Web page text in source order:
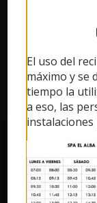
© Copyright
El uso del
máximo y se
tiempo la
a eso, las
instalaciones